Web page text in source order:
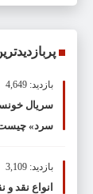
بازدید: 4,649
سریال
سرد»
بازدید: 3,109
انواع نقد